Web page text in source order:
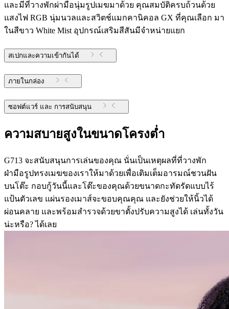
และมีที่วางพักผ่ามือนุ่มรูปเมฆมาด้วย คุณสมบัติครบถ้วนด้วย
แสงไฟ RGB นุ่มนวลและสวิตช์แมกคานิคอล GX ที่คุณเลือก มา
ในสีขาว White Mist อุปกรณ์เสริมสีสันมีจำหน่ายแยก
สเปกและความเข้ากันได้
ภายในกล่อง
ซอฟต์แวร์ และ การสนับสนุน
ความสบายสูงในขนาดโครงต่ำ
G713 จะสนับสนุนการเล่นของคุณ นั่นเป็นเหตุผลที่ที่วางพัก
ฝ่ามือรูปทรงเมฆของเราให้มาด้วยเพื่อเติมเต็มอารมณ์ชวนฝัน
บนโต๊ะ กอบกู้วันนี้และโต๊ะของคุณด้วยขนาดกะทัดรัดแบบไร้
แป้นตัวเลข แผ่นรองเมาส์จะขอบคุณคุณ และยังช่วยให้นิ้วได้
ผ่อนคลาย และพร้อมสำรวจด้วยขาตั้งปรับความสูงได้ เล่นทั้งวัน
น่ะหรือ? ได้เลย